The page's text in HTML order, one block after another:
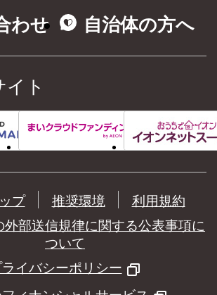
わせ
自治体の方へ
イト
プ 推奨環境
利用規約
外部送信規律に関する公表事項に
ついて
ライバシーポリシー